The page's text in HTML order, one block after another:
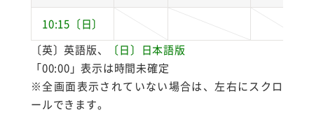
10:15〔日〕
〔英〕英語版、
〔日〕 日本語版
「00:00」表示は時間未確定
※全画面表示されていない場合は、左右にスクロ
ールできます。